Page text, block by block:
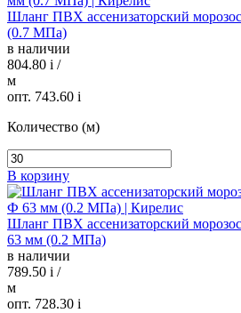
Шланг ПВХ ассенизаторский
(0.7 МПа)
в наличии
804.80 i /
м
опт. 743.60 i
Количество (м)
В корзину
Шланг ПВХ ассенизаторский
63 мм (0.2 МПа)
в наличии
789.50 i /
м
опт. 728.30 i